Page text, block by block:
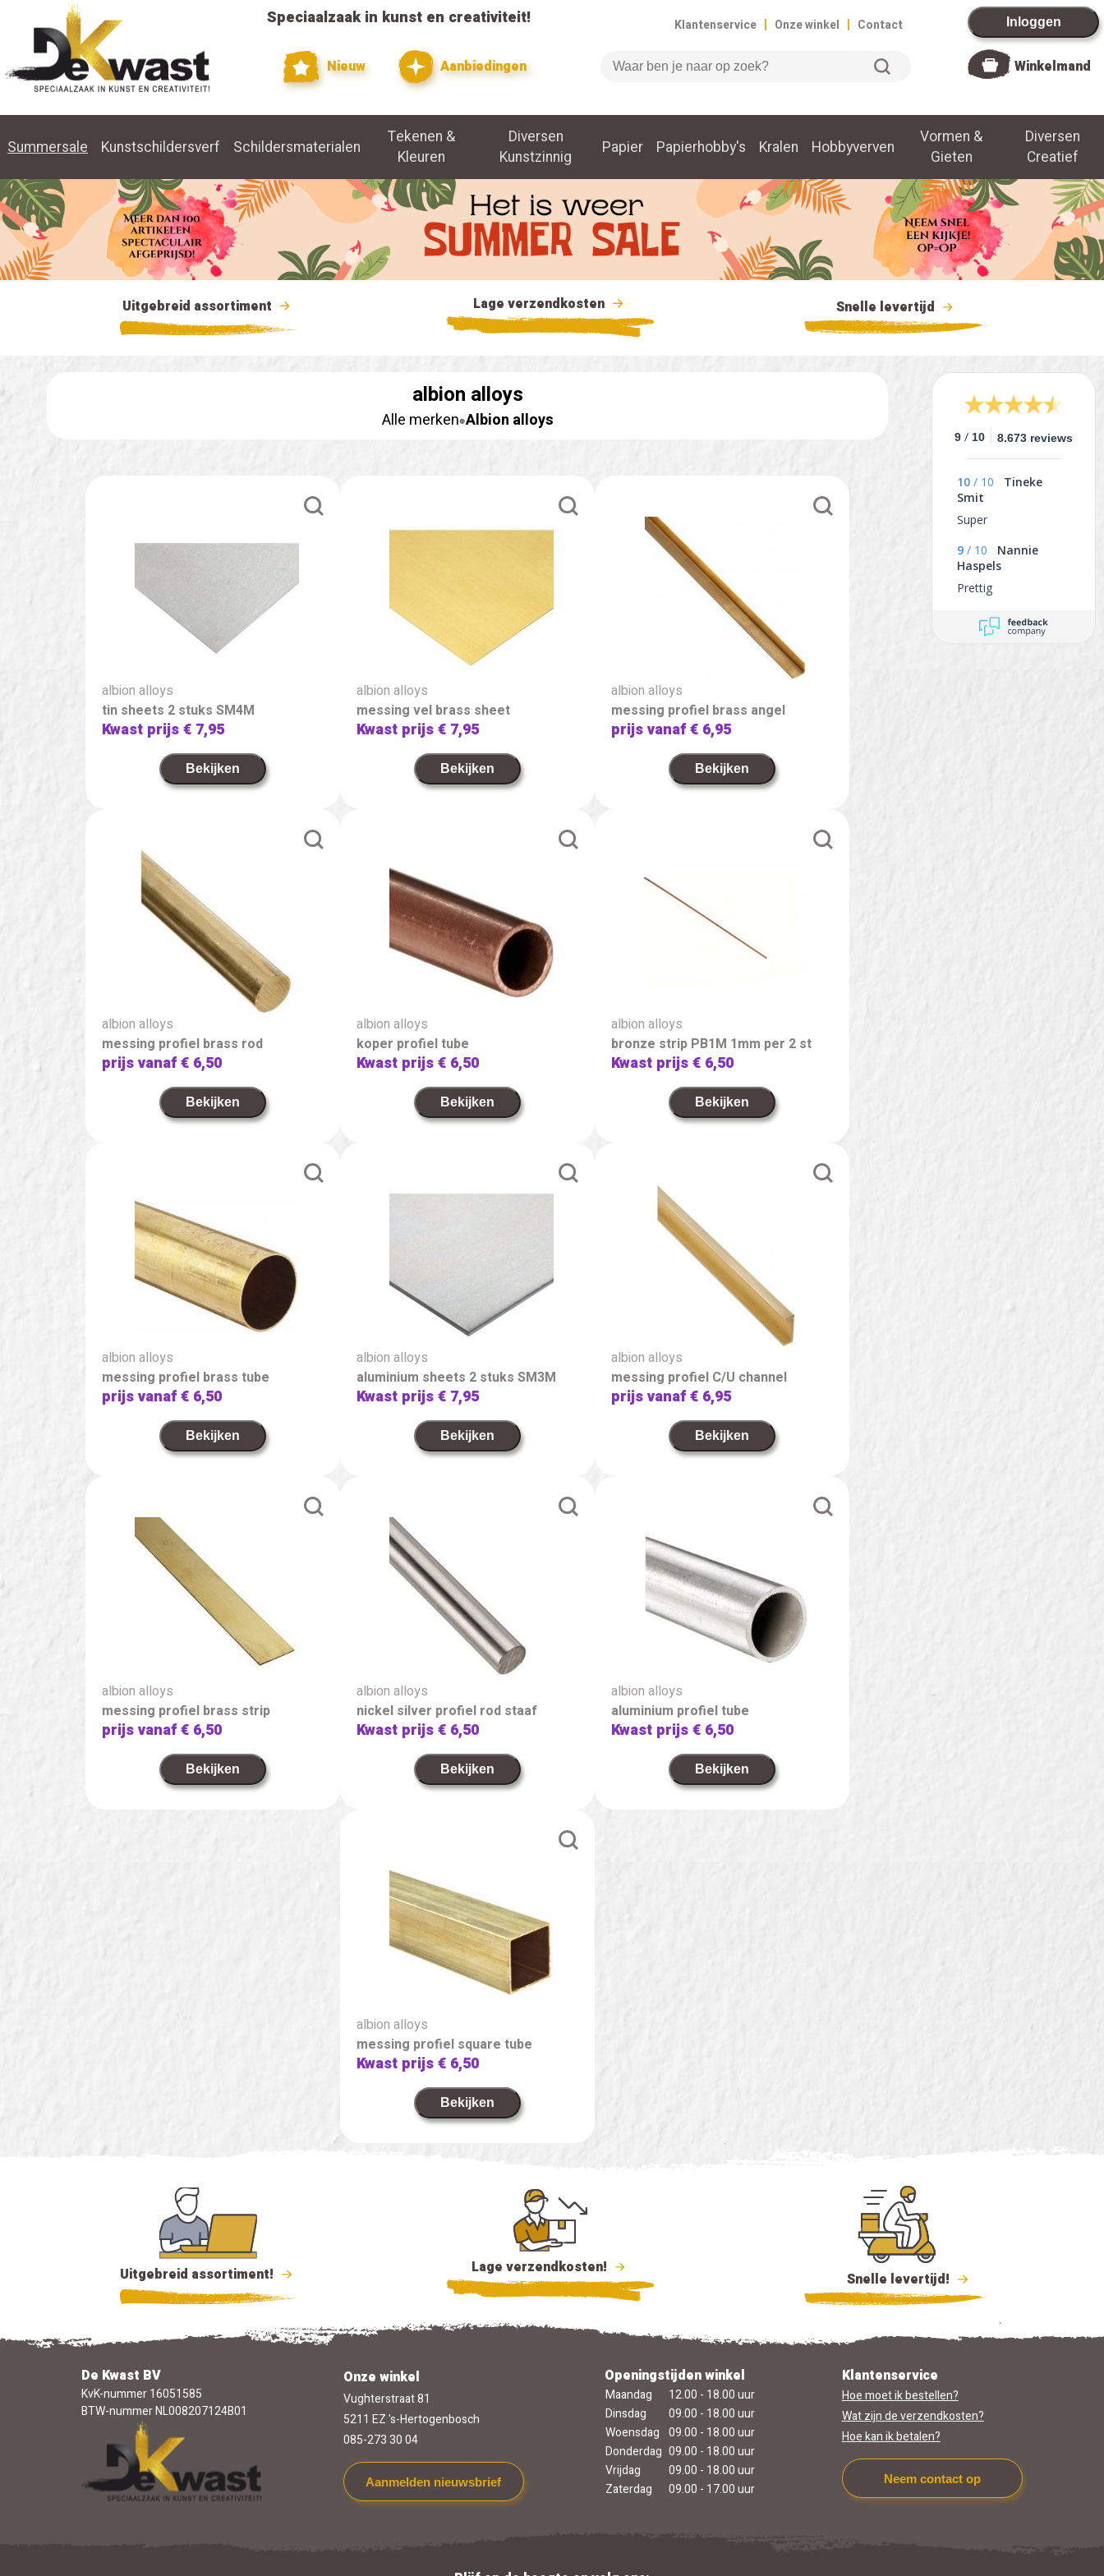
Speciaalzaak in kunst en creativiteit!
Nieuw Aanbiedingen
Klantenservice | Onze winkel | Contact
Zoeken
Inloggen
Winkelmand
Summersale Kunstschildersverf Schildersmaterialen
Tekenen &
Kleuren
Diversen
Kunstzinnig
Papier Papierhobby's Kralen Hobbyverven
Vormen &
Gieten
Diversen
Creatief
Uitgebreid assortiment Lage verzendkosten Snelle levertijd
9 / 10 8.673 reviews
10 / 10
Tineke
Smit
Super
9 / 10
Nannie
Haspels
Prettig
albion alloys
Alle merken Albion alloys
albion alloys
tin sheets 2 stuks SM4M
Kwast prijs€ 7,95
Bekijken
albion alloys
messing vel brass sheet
Kwast prijs€ 7,95
Bekijken
albion alloys
messing profiel brass angel
prijs vanaf€ 6,95
Bekijken
albion alloys
messing profiel brass rod
prijs vanaf€ 6,50
Bekijken
albion alloys
koper profiel tube
Kwast prijs€ 6,50
Bekijken
albion alloys
bronze strip PB1M 1mm per 2 st
Kwast prijs€ 6,50
Bekijken
albion alloys
messing profiel brass tube
prijs vanaf€ 6,50
Bekijken
albion alloys
aluminium sheets 2 stuks SM3M
Kwast prijs€ 7,95
Bekijken
albion alloys
messing profiel C/U channel
prijs vanaf€ 6,95
Bekijken
albion alloys
messing profiel brass strip
prijs vanaf€ 6,50
Bekijken
albion alloys
nickel silver profiel rod staaf
Kwast prijs€ 6,50
Bekijken
albion alloys
aluminium profiel tube
Kwast prijs€ 6,50
Bekijken
albion alloys
messing profiel square tube
Kwast prijs€ 6,50
Bekijken
Uitgebreid assortiment! Lage verzendkosten!
Snelle levertijd!
De Kwast BV
KvK-nummer 16051585
BTW-nummer NL008207124B01
Onze winkel
Vughterstraat 81
5211 EZ 's-Hertogenbosch
085-273 30 04
Aanmelden nieuwsbrief
Openingstijden winkel
Maandag
12.00 - 18.00 uur
Dinsdag
09.00 - 18.00 uur
Woensdag 09.00 - 18.00 uur
Donderdag 09.00 - 18.00 uur
Vrijdag
09.00 - 18.00 uur
Zaterdag
09.00 - 17.00 uur
Klantenservice
Hoe moet ik bestellen?
Wat zijn de verzendkosten?
Hoe kan ik betalen?
Neem contact op